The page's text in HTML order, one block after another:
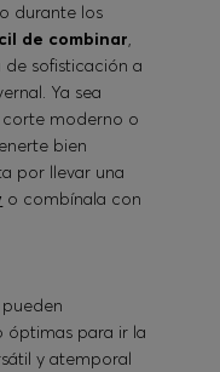
durante los
de combinar,
sofisticación a
Ya sea
corte moderno o
bien
por llevar una
o combínala con
óptimas para ir la
y atemporal